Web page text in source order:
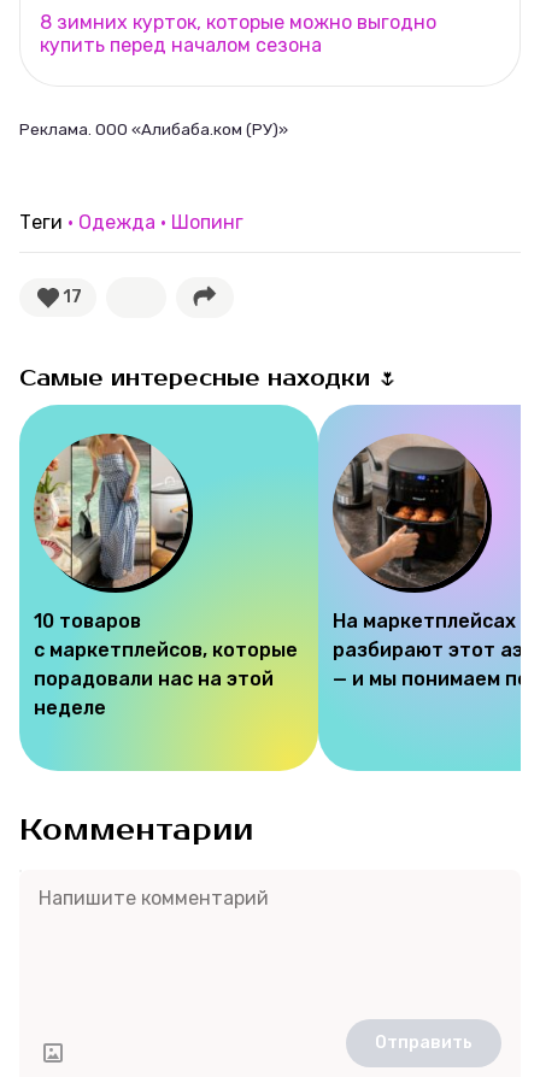
8 зимних курток, которые можно выгодно
купить перед началом сезона
Реклама. ООО «Алибаба.ком (РУ)»
Теги Одежда Шопинг
17
Самые интересные находки 🌷
10 товаров
с маркетплейсов, которые
порадовали нас на этой
неделе
На маркетплейсах
разбирают этот
— и мы понимаем
Комментарии
Отправить